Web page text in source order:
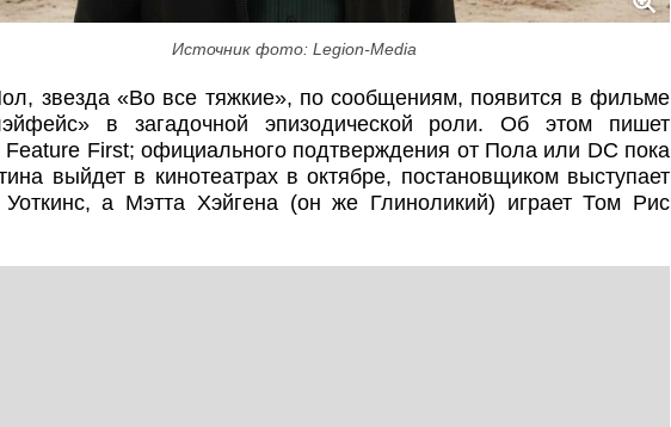
Источник фото: Legion-Media
звезда «Во все тяжкие», по сообщениям, появится в фильме
в загадочной эпизодической роли. Об этом пишет
Feature First; официального подтверждения от Пола или DC пока
выйдет в кинотеатрах в октябре, постановщиком выступает
а Мэтта Хэйгена (он же Глиноликий) играет Том Рис